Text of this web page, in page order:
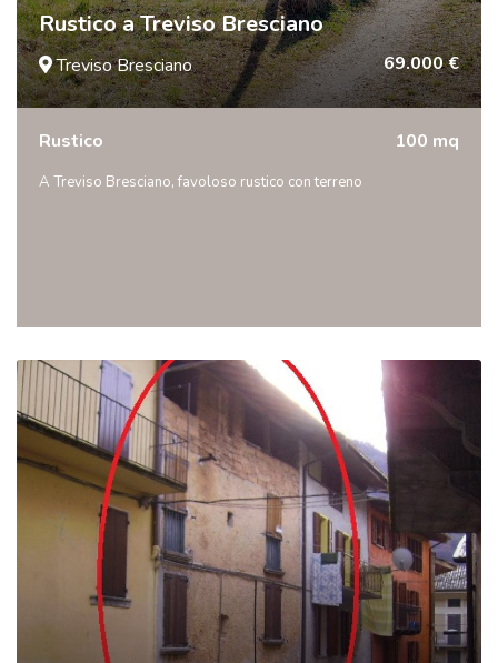
Rustico a Treviso Bresciano
Treviso Bresciano 69.000 €
Rustico 100 mq
A Treviso Bresciano, favoloso rustico con terreno